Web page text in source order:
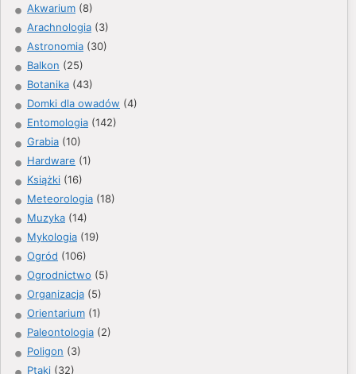
Akwarium (8)
Arachnologia (3)
Astronomia (30)
Balkon (25)
Botanika (43)
Domki dla owadów (4)
Entomologia (142)
Grabia (10)
Hardware (1)
Książki (16)
Meteorologia (18)
Muzyka (14)
Mykologia (19)
Ogród (106)
Ogrodnictwo (5)
Organizacja (5)
Orientarium (1)
Paleontologia (2)
Poligon (3)
Ptaki (32)